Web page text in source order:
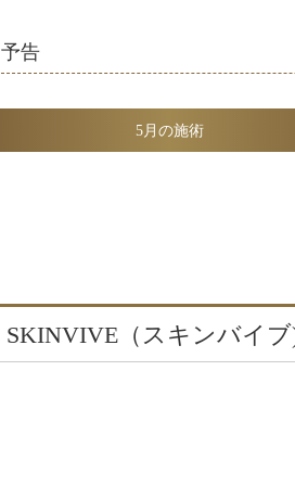
予告
5月の施術
SKINVIVE（スキンバイ